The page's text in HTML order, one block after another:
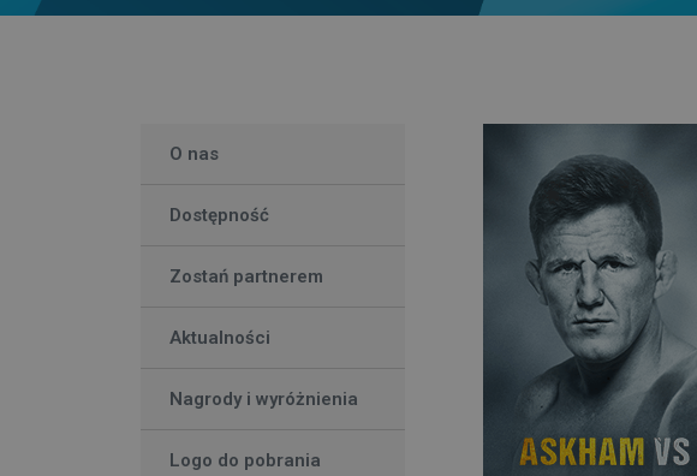
O nas
Dostępność
Zostań partnerem
Aktualności
Nagrody i wyróżnienia
Logo do pobrania